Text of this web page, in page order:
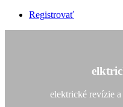
Registrovať
elektrické revízie